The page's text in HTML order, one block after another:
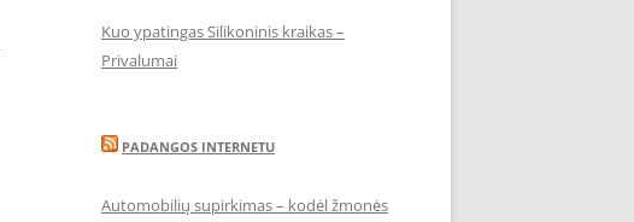
Kuo ypatingas Silikoninis kraikas –
Privalumai
PADANGOS INTERNETU
Automobilių supirkimas – kodėl žmonės